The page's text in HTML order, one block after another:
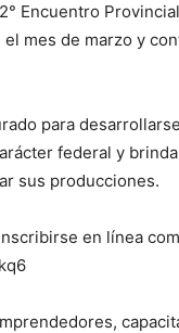
Encuentro
mes de marzo y
para
federal y
sus producciones.
en línea